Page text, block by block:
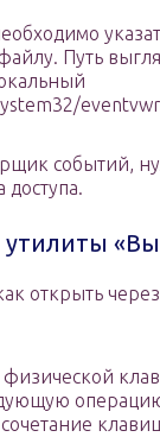
Путь
событий,
утилиты
открыть через